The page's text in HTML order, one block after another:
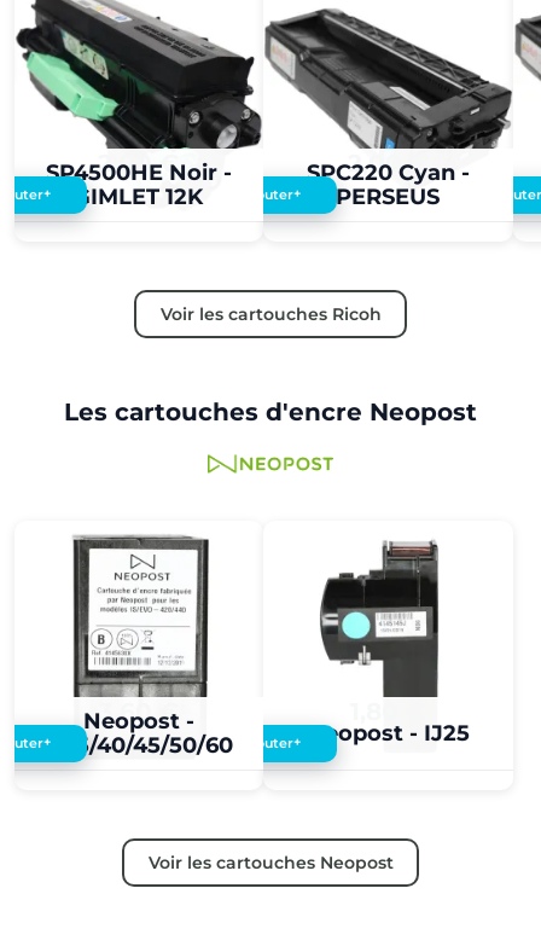
SP4500HE Noir -
GIMLET 12K
2,00 €
+
SPC220 Cyan -
PERSEUS
2,00 €
Ajouter+
Voir les cartouches Ricoh
Les cartouches d'encre Neopost
Neopost -
IJ35/40/45/50/60
3,60 €
+ Neopost - IJ25
Ajouter+
Voir les cartouches Neopost